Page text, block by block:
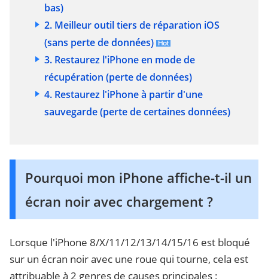
bas)
2. Meilleur outil tiers de réparation iOS
(sans perte de données)
3. Restaurez l'iPhone en mode de
récupération (perte de données)
4. Restaurez l'iPhone à partir d'une
sauvegarde(perte de certaines données)
Pourquoi mon iPhone affiche-t-il un
écran noir avec chargement ?
Lorsque l'iPhone 8/X/11/12/13/14/15/16 est bloqué
sur un écran noir avec une roue qui tourne, cela est
attribuable à 2 genres de causes principales :